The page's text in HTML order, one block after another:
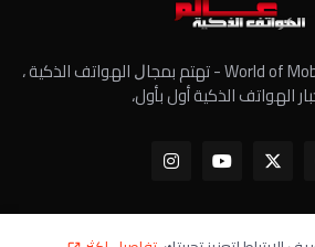
عالم الهواتف الذكية World of Mobile - ﺗﻬﺘﻢ ﺑﻤﺠﺎﻝ الهواتف الذكية ،
الهواتف الذكية أول بأول،